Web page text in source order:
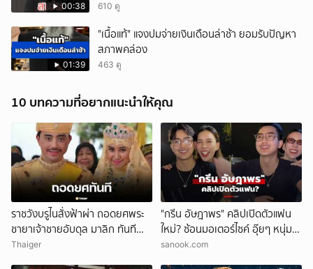
00:38 610 ดู
01:39
"เนื้อแท้" แจงปมจ่ายเงินเดือนล่าช้า ยอมรับปัญหา
สภาพคล่อง
463 ดู
10 บทความที่อยากแนะนำให้คุณ
ราชวังบรูไนสั่งฟ้าผ่า ถอดยศพระ
ชายาเจ้าชายอับดุล มาลิก ทันที
อ้างพฤติกรรมกระทบพระเกียรติ
Thaiger
"กรีน อัษฎาพร" คลิปเปิดตัวแฟน
ใหม่? ซ้อนมอเตอร์ไซค์ อุ๊ยๆ หนุ่ม
หน้าคุ้นๆ
sanook.com